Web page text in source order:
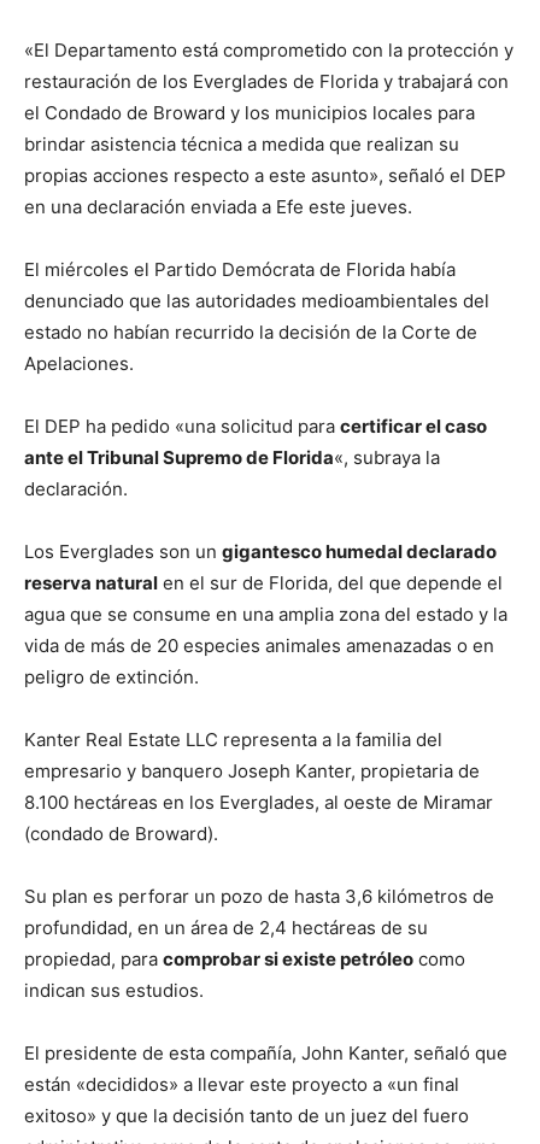
«El Departamento está comprometido con la protección y
restauración de los Everglades de Florida y trabajará con
el Condado de Broward y los municipios locales para
brindar asistencia técnica a medida que realizan su
propias acciones respecto a este asunto», señaló el DEP
en una declaración enviada a Efe este jueves.
El miércoles el Partido Demócrata de Florida había
denunciado que las autoridades medioambientales del
estado no habían recurrido la decisión de la Corte de
Apelaciones.
El DEP ha pedido «una solicitud para certificar el caso
ante el Tribunal Supremo de Florida«, subraya la
declaración.
Los Everglades son un gigantesco humedal declarado
reserva natural en el sur de Florida, del que depende el
agua que se consume en una amplia zona del estado y la
vida de más de 20 especies animales amenazadas o en
peligro de extinción.
Kanter Real Estate LLC representa a la familia del
empresario y banquero Joseph Kanter, propietaria de
8.100 hectáreas en los Everglades, al oeste de Miramar
(condado de Broward).
Su plan es perforar un pozo de hasta 3,6 kilómetros de
profundidad, en un área de 2,4 hectáreas de su
propiedad, para comprobar si existe petróleo como
indican sus estudios.
El presidente de esta compañía, John Kanter, señaló que
están «decididos» a llevar este proyecto a «un final
exitoso» y que la decisión tanto de un juez del fuero